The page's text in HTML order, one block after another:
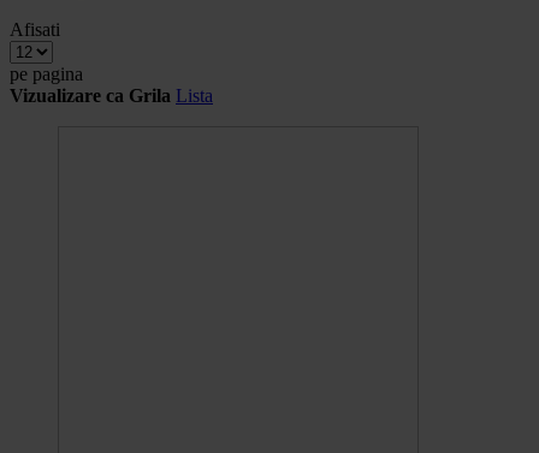
Afisati
pe pagina
Vizualizare ca Grila Lista